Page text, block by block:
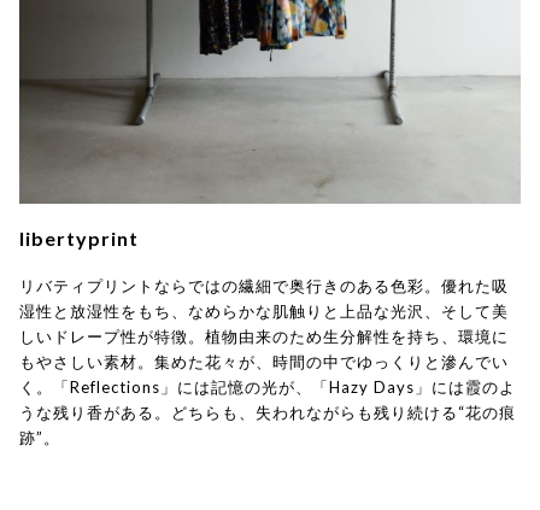
libertyprint
リバティプリントならではの繊細で奥行きのある色彩。優れた吸
湿性と放湿性をもち、なめらかな肌触りと上品な光沢、そして美
しいドレープ性が特徴。植物由来のため生分解性を持ち、環境に
もやさしい素材。集めた花々が、時間の中でゆっくりと滲んでい
く。「Reflections」には記憶の光が、「Hazy Days」には霞のよ
うな残り香がある。どちらも、失われながらも残り続ける“花の痕
跡”。